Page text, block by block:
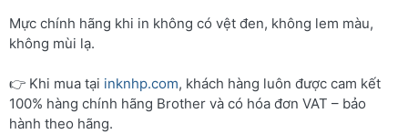
Mực chính hãng khi in không có vệt đen, không lem màu,
không mùi lạ.
👉 Khi mua tại inknhp.com, khách hàng luôn được cam kết
100% hàng chính hãng Brother và có hóa đơn VAT – bảo
hành theo hãng.